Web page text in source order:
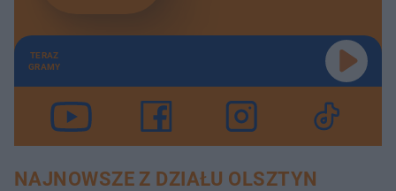
TERAZ
GRAMY
NAJNOWSZE Z DZIAŁU OLSZTYN